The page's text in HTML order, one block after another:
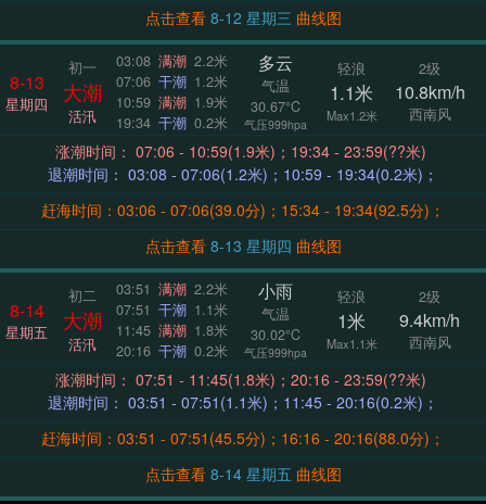
点击查看
8-12 星期三 曲线图
8-13
星期四
初一
大潮
活汛
03:08 满潮 2.2米
07:06 干潮 1.2米
10:59 满潮 1.9米
19:34 干潮 0.2米
多云
气温
30.67°C
气压999hpa
轻浪
1.1米
Max1.2米
2级
10.8km/h
西南风
涨潮时间： 07:06 - 10:59(1.9米)；19:34 - 23:59(??米)
退潮时间： 03:08 - 07:06(1.2米)；10:59 - 19:34(0.2米)；
赶海时间：03:06 - 07:06(39.0分)；15:34 - 19:34(92.5分)；
点击查看
8-13 星期四 曲线图
8-14
星期五
初二
大潮
活汛
03:51 满潮 2.2米
07:51 干潮 1.1米
11:45 满潮 1.8米
20:16 干潮 0.2米
小雨
气温
30.02°C
气压999hpa
轻浪
1米
Max1.1米
2级
9.4km/h
西南风
涨潮时间： 07:51 - 11:45(1.8米)；20:16 - 23:59(??米)
退潮时间： 03:51 - 07:51(1.1米)；11:45 - 20:16(0.2米)；
赶海时间：03:51 - 07:51(45.5分)；16:16 - 20:16(88.0分)；
点击查看
8-14 星期五 曲线图